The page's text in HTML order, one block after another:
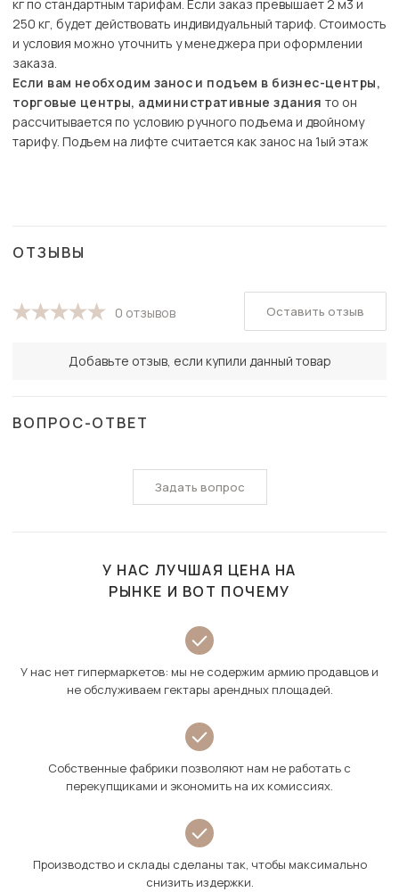
кг по стандартным тарифам. Если заказ превышает 2 м3 и
250 кг, будет действовать индивидуальный тариф. Стоимость
и условия можно уточнить у менеджера при оформлении
заказа.
Если вам необходим занос и подъем в бизнес-центры,
торговые центры, административные здания то он
рассчитывается по условию ручного подъема и двойному
тарифу. Подъем на лифте считается как занос на 1ый этаж
ОТЗЫВЫ
0 отзывов
Добавьте отзыв, если купили данный товар
Оставить отзыв
ВОПРОС-ОТВЕТ
Задать вопрос
У НАС ЛУЧШАЯ ЦЕНА НА
РЫНКЕ И ВОТ ПОЧЕМУ
У нас нет гипермаркетов: мы не содержим армию продавцов и
не обслуживаем гектары арендных площадей.
Собственные фабрики позволяют нам не работать с
перекупщиками и экономить на их комиссиях.
Производство и склады сделаны так, чтобы максимально
снизить издержки.